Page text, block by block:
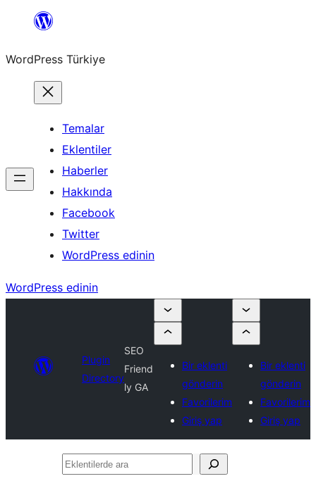
İçeriğe
WordPress Türkiye
Temalar
Eklentiler
Haberler
Hakkında
Facebook
Twitter
WordPress edinin
WordPress edinin
Plugin
Directory
SEO
Friend
ly GA
Bir eklenti
gönderin
Favorilerim
Giriş yap
Bir eklenti
gönderin
Favorilerim
Giriş yap
Eklentilerde